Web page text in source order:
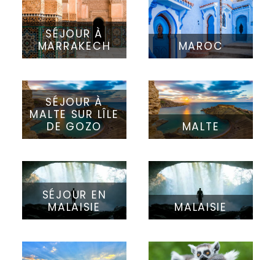
SÉJOUR À
MARRAKECH
MAROC
SÉJOUR À
MALTE SUR LÎLE
DE GOZO
MALTE
SÉJOUR EN
MALAISIE
MALAISIE